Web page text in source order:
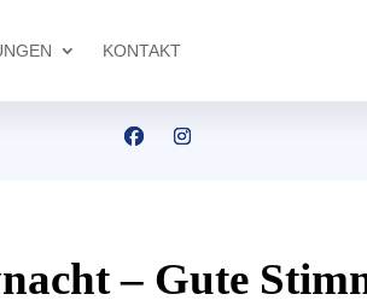
KONTAKT
– Gute